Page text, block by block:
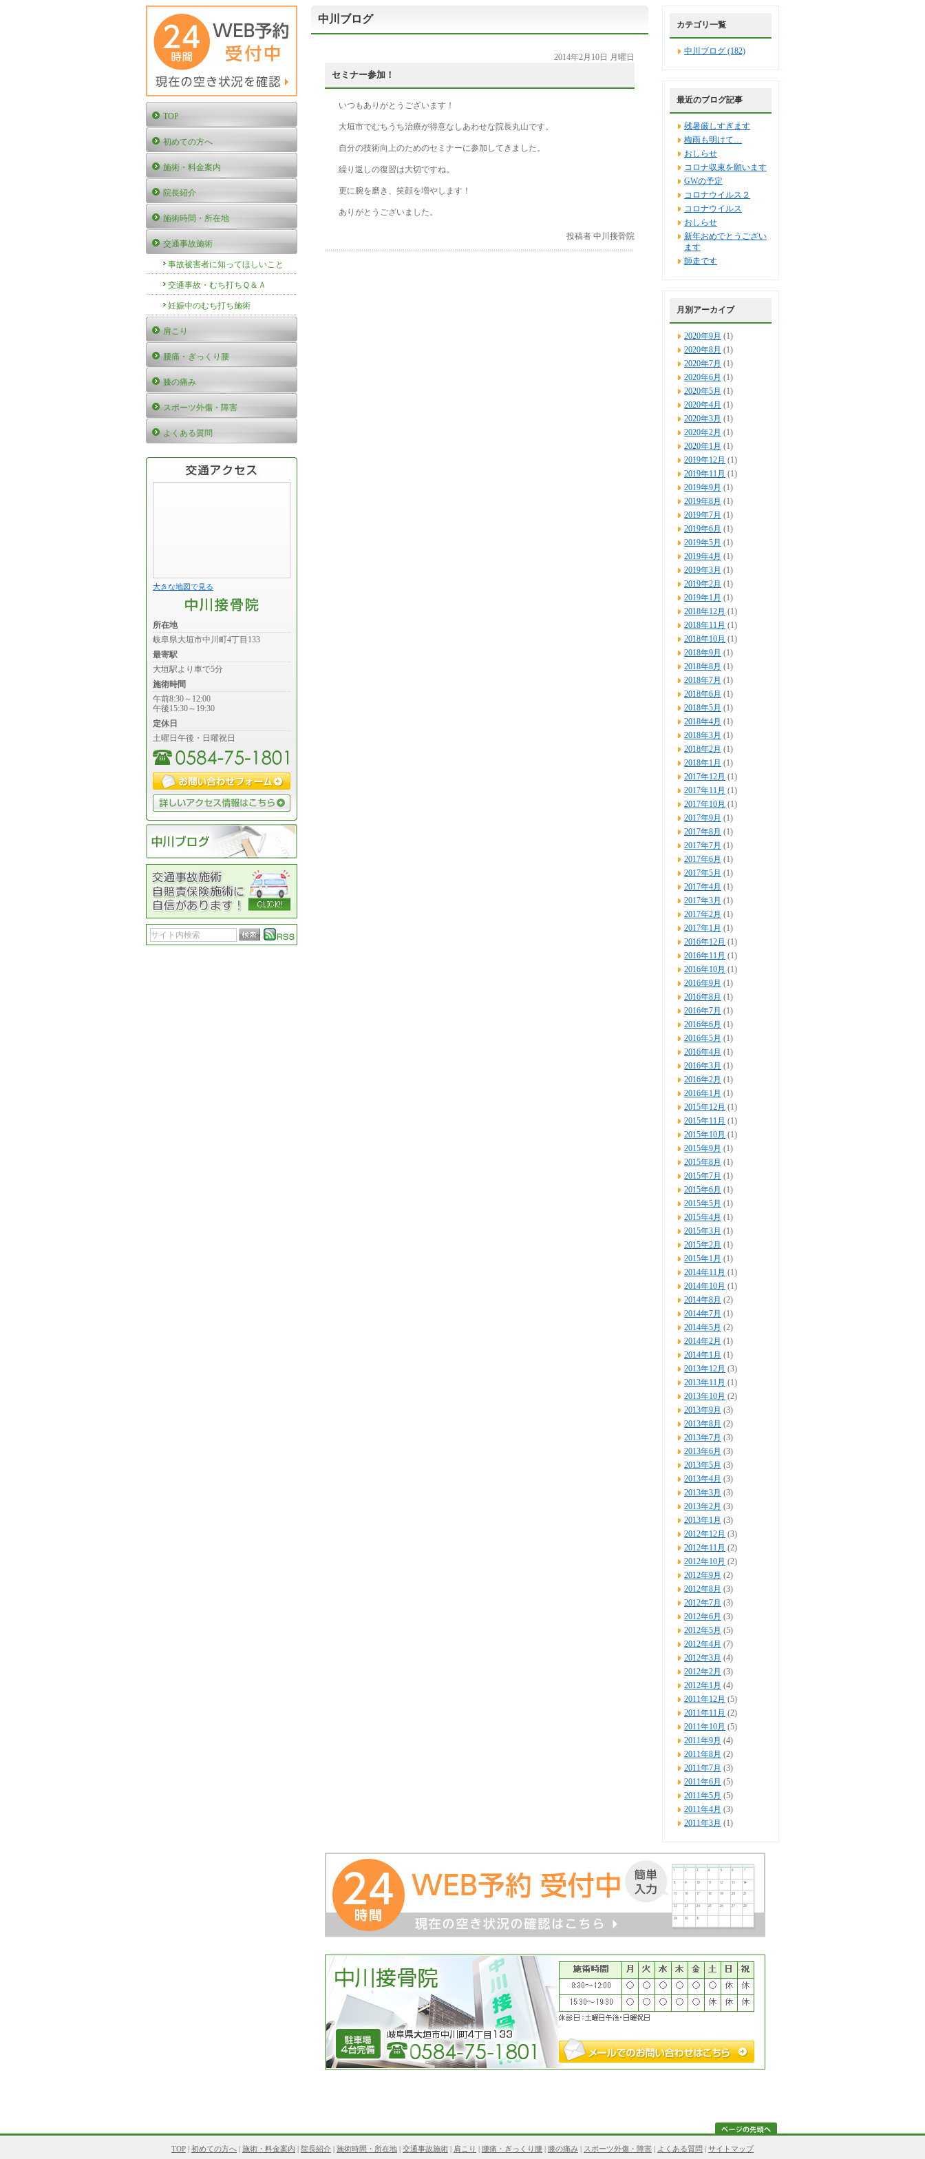
中川ブログ
2014年2月10日 月曜日
セミナー参加！
いつもありがとうございます！
大垣市でむちうち治療が得意なしあわせな院長丸山です。
自分の技術向上のためのセミナーに参加してきました。
繰り返しの復習は大切ですね。
更に腕を磨き、笑顔を増やします！
ありがとうございました。
投稿者 中川接骨院
カテゴリ一覧
中川ブログ (182)
最近のブログ記事
残暑厳しすぎます
梅雨も明けて…
おしらせ
コロナ収束を願います
GWの予定
コロナウイルス２
コロナウイルス
おしらせ
新年おめでとうござい
ます
師走です
月別アーカイブ
2020年9月 (1)
2020年8月 (1)
2020年7月 (1)
2020年6月 (1)
2020年5月 (1)
2020年4月 (1)
2020年3月 (1)
2020年2月 (1)
2020年1月 (1)
2019年12月 (1)
2019年11月 (1)
2019年9月 (1)
2019年8月 (1)
2019年7月 (1)
2019年6月 (1)
2019年5月 (1)
2019年4月 (1)
2019年3月 (1)
2019年2月 (1)
2019年1月 (1)
2018年12月 (1)
2018年11月 (1)
2018年10月 (1)
2018年9月 (1)
2018年8月 (1)
2018年7月 (1)
2018年6月 (1)
2018年5月 (1)
2018年4月 (1)
2018年3月 (1)
2018年2月 (1)
2018年1月 (1)
2017年12月 (1)
2017年11月 (1)
2017年10月 (1)
2017年9月 (1)
2017年8月 (1)
2017年7月 (1)
2017年6月 (1)
2017年5月 (1)
2017年4月 (1)
2017年3月 (1)
2017年2月 (1)
2017年1月 (1)
2016年12月 (1)
2016年11月 (1)
2016年10月 (1)
2016年9月 (1)
2016年8月 (1)
2016年7月 (1)
2016年6月 (1)
2016年5月 (1)
2016年4月 (1)
2016年3月 (1)
2016年2月 (1)
2016年1月 (1)
2015年12月 (1)
2015年11月 (1)
2015年10月 (1)
2015年9月 (1)
2015年8月 (1)
2015年7月 (1)
2015年6月 (1)
2015年5月 (1)
2015年4月 (1)
2015年3月 (1)
2015年2月 (1)
2015年1月 (1)
2014年11月 (1)
2014年10月 (1)
2014年8月 (2)
2014年7月 (1)
2014年5月 (2)
2014年2月 (1)
2014年1月 (1)
2013年12月 (3)
2013年11月 (1)
2013年10月 (2)
2013年9月 (3)
2013年8月 (2)
2013年7月 (3)
2013年6月 (3)
2013年5月 (3)
2013年4月 (3)
2013年3月 (3)
2013年2月 (3)
2013年1月 (3)
2012年12月 (3)
2012年11月 (2)
2012年10月 (2)
2012年9月 (2)
2012年8月 (3)
2012年7月 (3)
2012年6月 (3)
2012年5月 (5)
2012年4月 (7)
2012年3月 (4)
2012年2月 (3)
2012年1月 (4)
2011年12月 (5)
2011年11月 (2)
2011年10月 (5)
2011年9月 (4)
2011年8月 (2)
2011年7月 (3)
2011年6月 (5)
2011年5月 (5)
2011年4月 (3)
2011年3月 (1)
TOP
初めての方へ
施術・料金案内
院長紹介
施術時間・所在地
交通事故施術
事故被害者に知ってほしいこと
交通事故・むち打ちＱ＆Ａ
妊娠中のむち打ち施術
肩こり
腰痛・ぎっくり腰
膝の痛み
スポーツ外傷・障害
よくある質問
大きな地図で見る
所在地
岐阜県大垣市中川町4丁目133
最寄駅
大垣駅より車で5分
施術時間
午前8:30～12:00
午後15:30～19:30
定休日
土曜日午後・日曜祝日
TOP | 初めての方へ | 施術・料金案内 | 院長紹介 | 施術時間・所在地 | 交通事故施術 | 肩こり | 腰痛・ぎっくり腰 | 膝の痛み | スポーツ外傷・障害 | よくある質問 | サイトマップ